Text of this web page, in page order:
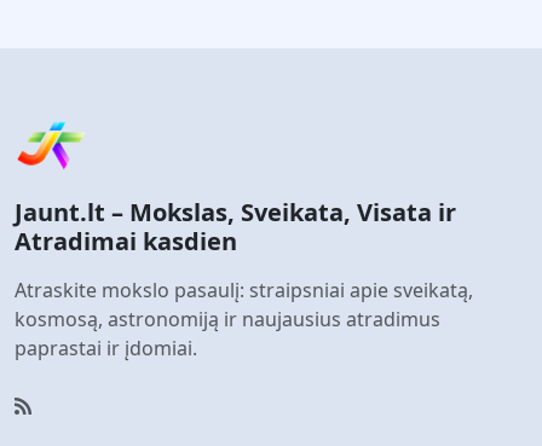
Jaunt.lt – Mokslas, Sveikata, Visata ir
Atradimai kasdien
Atraskite mokslo pasaulį: straipsniai apie sveikatą,
kosmosą, astronomiją ir naujausius atradimus
paprastai ir įdomiai.